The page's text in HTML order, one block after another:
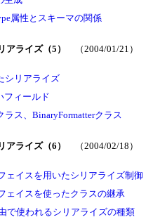
属性とスキーマの関係
アライズ（5） （2004/01/21）
シリアライズ
フィールド
ラス、BinaryFormatterクラス
アライズ（6） （2004/02/18）
ェイスを用いたシリアライズ制御
ェイスを使ったクラスの継承
で使われるシリアライズの種類